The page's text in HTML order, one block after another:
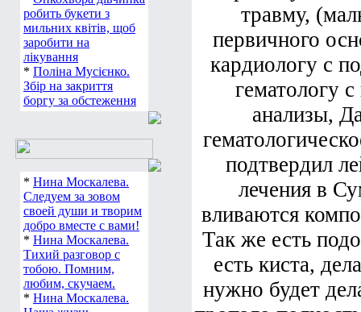
*Онкохвора дівчинка
робить букети з
мильних квітів, щоб
заробити на
лікування
*Поліна Мусієнко.
Збір на закриття
*Нина Москалева.
Следуем за зовом
своей души и творим
добро вместе с вами!
*Нина Москалева.
Тихий разговор с
тобою. Помним,
любим, скучаем.
травму,
первичного
кардиологу с
гематологу
анализы,
подтвердил
лечения в
вливаются
Так же есть
есть киста,
нужно будет